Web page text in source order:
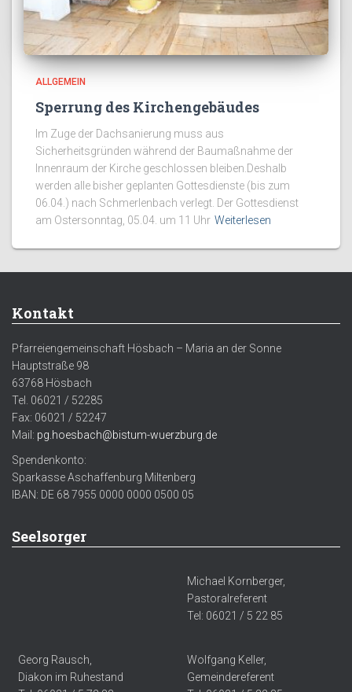
ALLGEMEIN
Sperrung des Kirchengebäudes
Im Zuge der Dachsanierung muss aus
Sicherheitsgründen während der Baumaßnahme der
Innenraum der Kirche geschlossen bleiben.Deshalb
werden alle bisher geplanten Gottesdienste (bis zum
06.04.) nach Schmerlenbach verlegt. Der Gottesdienst
am Ostersonntag, 05.04. um 11 Uhr Weiterlesen
Kontakt
Pfarreiengemeinschaft Hösbach – Maria an der Sonne
Hauptstraße 98
63768 Hösbach
Tel. 06021 / 52285
Fax: 06021 / 52247
Mail: pg.hoesbach@bistum-wuerzburg.de
Spendenkonto:
Sparkasse Aschaffenburg Miltenberg
IBAN: DE 68 7955 0000 0000 0500 05
Seelsorger
Michael Kornberger,
Pastoralreferent
Tel: 06021 / 5 22 85
Georg Rausch,
Diakon im Ruhestand
Wolfgang Keller,
Gemeindereferent